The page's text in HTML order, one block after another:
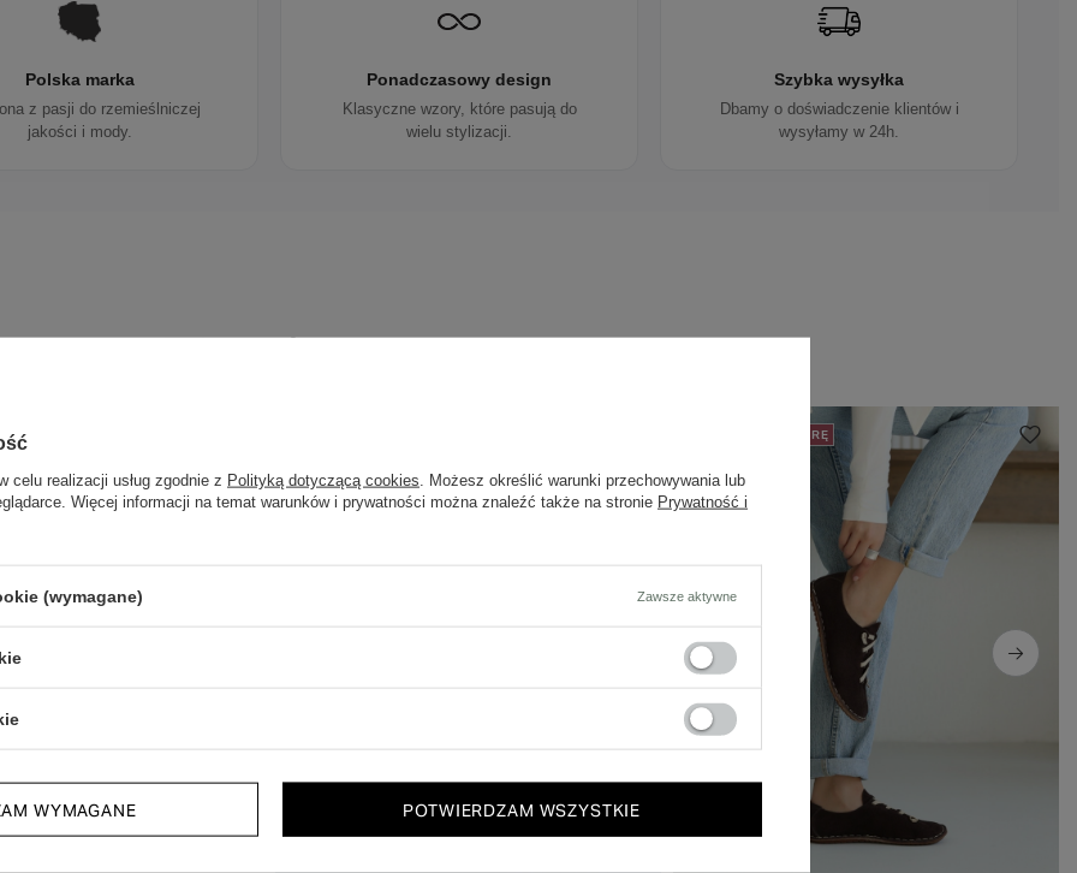
Polska marka
z pasji do rzemieślniczej
jakości i mody.
Ponadczasowy design
Klasyczne wzory, które pasują do
wielu stylizacji.
Szybka wysyłka
Dbamy o doświadczenie klientów i
wysyłamy w 24h.
Zobacz również
DAMSKIE CORINNA
50% NA DRUGĄ PARĘ
celu realizacji usług zgodnie z Polityką dotyczącą cookies . Możesz określić warunki przechowywania lub
Więcej informacji na temat warunków i prywatności można znaleźć także na stronie Prywatność i
(wymagane) Zawsze aktywne
WYMAGANE POTWIERDZAM WSZYSTKIE